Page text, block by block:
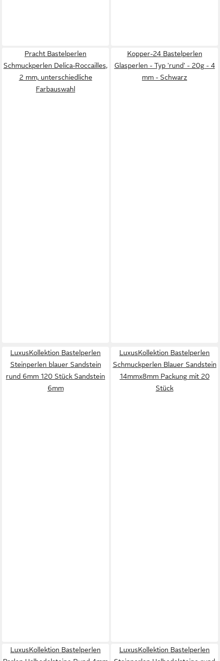
Pracht Bastelperlen
Schmuckperlen Delica-Roccailles,
2 mm, unterschiedliche
Farbauswahl
Kopper-24 Bastelperlen
Glasperlen - Typ 'rund' - 20g - 4
mm - Schwarz
LuxusKollektion Bastelperlen
Steinperlen blauer Sandstein
rund 6mm 120 Stück Sandstein
6mm
LuxusKollektion Bastelperlen
Schmuckperlen Blauer Sandstein
14mmx8mm Packung mit 20
Stück
LuxusKollektion Bastelperlen
LuxusKollektion Bastelperlen